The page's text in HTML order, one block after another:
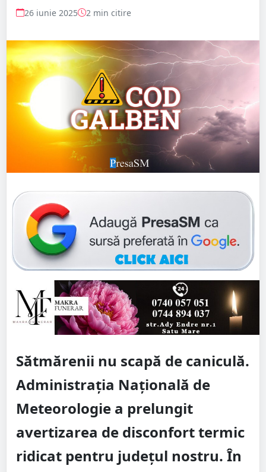
26 iunie 2025 2 min citire
Sătmărenii nu scapă de caniculă.
Administrația Națională de
Meteorologie a prelungit
avertizarea de disconfort termic
ridicat pentru județul nostru. În